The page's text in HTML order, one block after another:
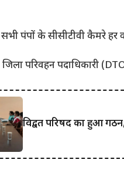
सभी पंपों के सीसीटीवी कैमरे हर
जिला परिवहन पदाधिकारी
विद्वत परिषद का हुआ